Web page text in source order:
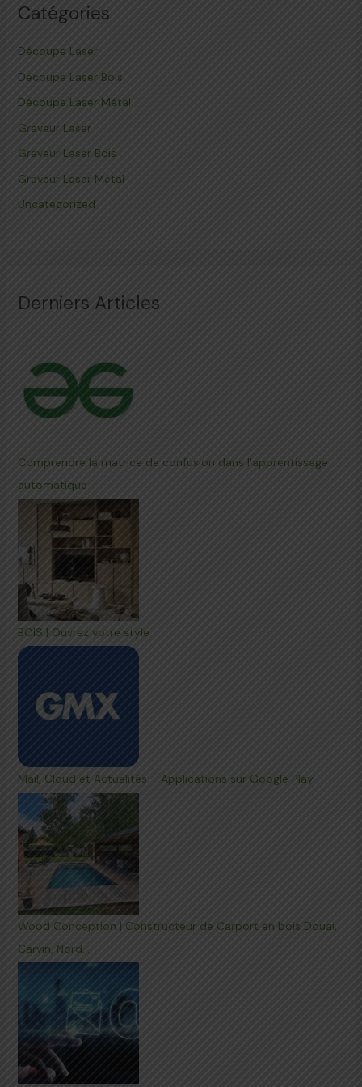
Catégories
Découpe Laser
Découpe Laser Bois
Découpe Laser Métal
Graveur Laser
Graveur Laser Bois
Graveur Laser Métal
Uncategorized
Derniers Articles
Comprendre la matrice de confusion dans l'apprentissage
automatique
BOIS | Ouvrez votre style
Mail, Cloud et Actualités – Applications sur Google Play
Wood Conception | Constructeur de Carport en bois Douai,
Carvin, Nord…